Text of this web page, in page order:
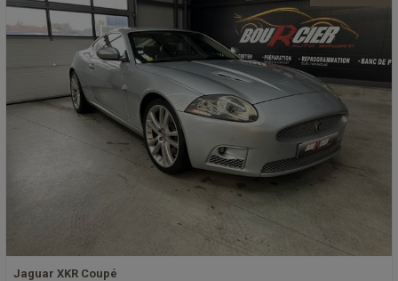
Jaguar XKR Coupé